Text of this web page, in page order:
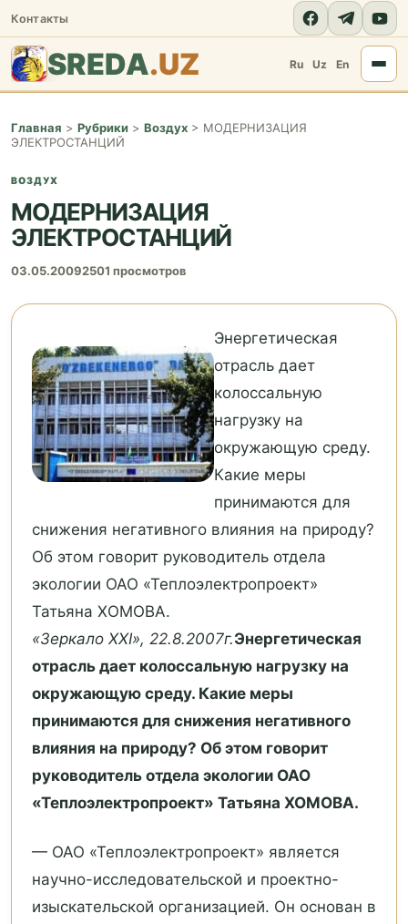
Контакты
SREDA.UZ Ru Uz En
Главная > Рубрики > Воздух > МОДЕРНИЗАЦИЯ
ЭЛЕКТРОСТАНЦИЙ
ВОЗДУХ
МОДЕРНИЗАЦИЯ
ЭЛЕКТРОСТАНЦИЙ
03.05.20092501 просмотров
Энергетическая
отрасль дает
колоссальную
нагрузку на
окружающую среду.
Какие меры
принимаются для
снижения негативного влияния на природу?
Об этом говорит руководитель отдела
экологии ОАО «Теплоэлектропроект»
Татьяна ХОМОВА.
«Зеркало XXI», 22.8.2007г.Энергетическая
отрасль дает колоссальную нагрузку на
окружающую среду. Какие меры
принимаются для снижения негативного
влияния на природу? Об этом говорит
руководитель отдела экологии ОАО
«Теплоэлектропроект» Татьяна ХОМОВА.
— ОАО «Теплоэлектропроект» является
научно-исследовательской и проектно-
изыскательской организацией. Он основан в